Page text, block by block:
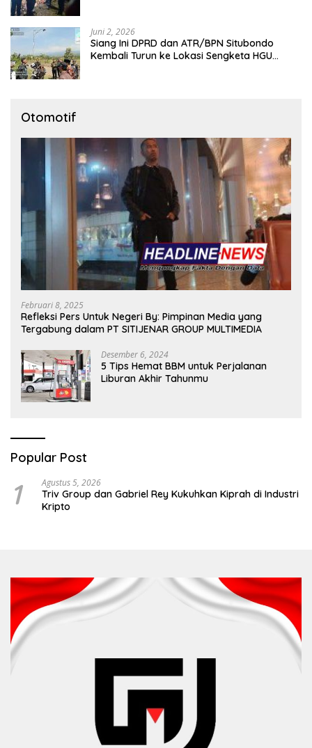
Juni 2, 2026
Siang Ini DPRD dan ATR/BPN Situbondo
Kembali Turun ke Lokasi Sengketa HGU
Otomotif
Februari 8, 2025
Refleksi Pers Untuk Negeri By: Pimpinan Media yang
Tergabung dalam PT SITIJENAR GROUP MULTIMEDIA
Desember 6, 2024
5 Tips Hemat BBM untuk Perjalanan
Liburan Akhir Tahunmu
Popular Post
1 Agustus 5, 2026
Triv Group dan Gabriel Rey Kukuhkan Kiprah di Industri
Kripto